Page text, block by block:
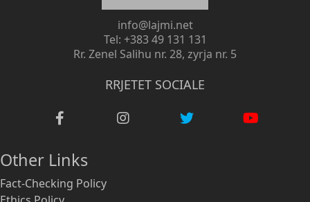
info@lajmi.net
Tel: +383 49 131 131
Rr. Zenel Salihu nr. 28, zyrja nr. 5
RRJETET SOCIALE
Other Links
Fact-Checking Policy